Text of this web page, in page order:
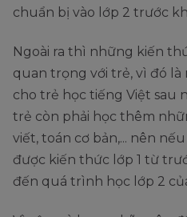
chuẩn bị vào lớp 2 trước
Ngoài ra thì những kiến
quan trọng với trẻ, vì đó
cho trẻ học tiếng Việt sau
trẻ còn phải học thêm
viết, toán cơ bản,... nên
được kiến thức lớp 1 từ
đến quá trình học lớp 2